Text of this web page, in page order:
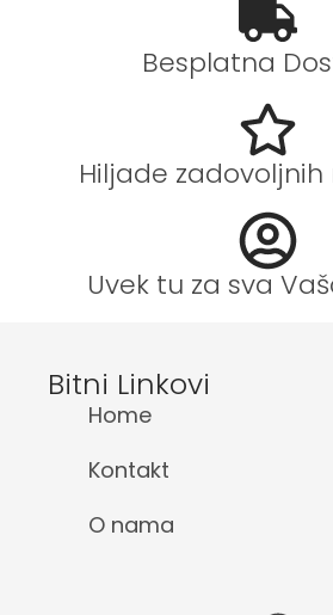
Besplatna
Hiljade
Uvek tu za sva
Bitni Linkovi
Home
Kontakt
O nama